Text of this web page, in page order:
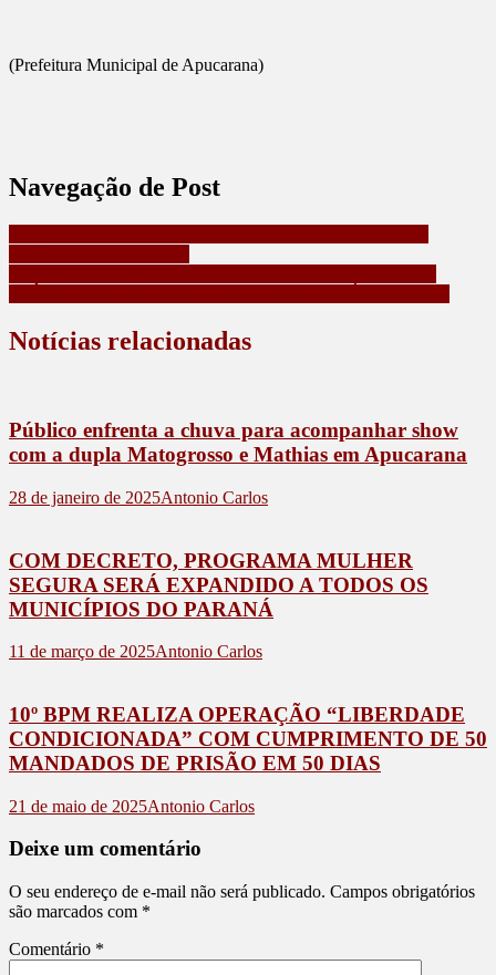
(Prefeitura Municipal de Apucarana)
Navegação de Post
Notícias relacionadas
Público enfrenta a chuva para acompanhar show
com a dupla Matogrosso e Mathias em Apucarana
28 de janeiro de 2025Antonio Carlos
COM DECRETO, PROGRAMA MULHER
SEGURA SERÁ EXPANDIDO A TODOS OS
MUNICÍPIOS DO PARANÁ
11 de março de 2025Antonio Carlos
10º BPM REALIZA OPERAÇÃO “LIBERDADE
CONDICIONADA” COM CUMPRIMENTO DE 50
MANDADOS DE PRISÃO EM 50 DIAS
21 de maio de 2025Antonio Carlos
Deixe um comentário
O seu endereço de e-mail não será publicado. Campos obrigatórios
são marcados com *
Comentário *